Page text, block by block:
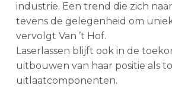
industrie. Een trend die zich
tevens de gelegenheid om
vervolgt Van ’t Hof.
Laserlassen blijft ook in de
uitbouwen van haar positie als
uitlaatcomponenten.